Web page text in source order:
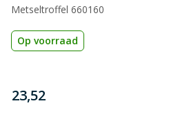
Metseltroffel 660160
Op voorraad
€
23,52